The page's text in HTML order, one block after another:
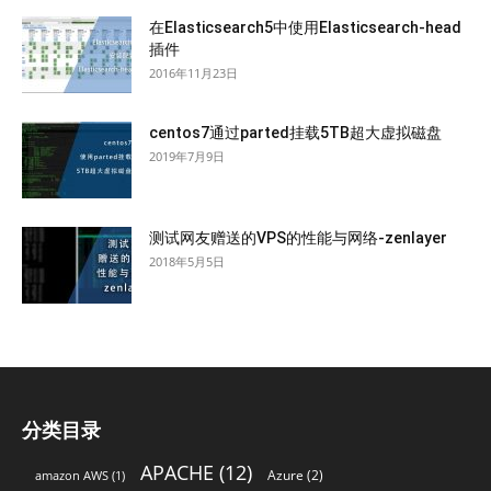
在Elasticsearch5中使用Elasticsearch-head
插件
2016年11月23日
centos7通过parted挂载5TB超大虚拟磁盘
2019年7月9日
测试网友赠送的VPS的性能与网络-zenlayer
2018年5月5日
分类目录
amazon AWS (1) APACHE (12) Azure (2)